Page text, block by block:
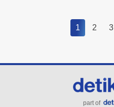
1 2 3
part of